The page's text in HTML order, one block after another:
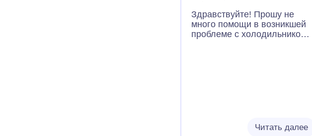
Здравствуйте! Прошу не
много помощи в возникшей
проблеме с холодильником
какой нибудь фрукт или
овощь в отделение для
Читать далее